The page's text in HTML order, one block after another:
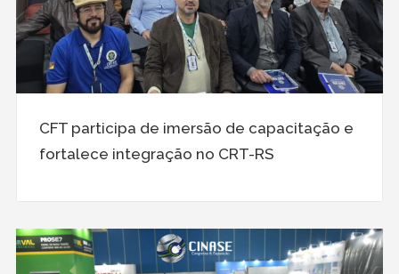
CFT participa de imersão de capacitação e
fortalece integração no CRT-RS